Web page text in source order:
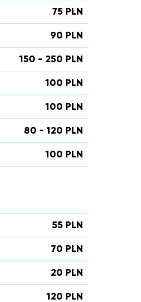
75 PLN
90 PLN
150 - 250 PLN
100 PLN
100 PLN
80 - 120 PLN
100 PLN
55 PLN
70 PLN
20 PLN
120 PLN